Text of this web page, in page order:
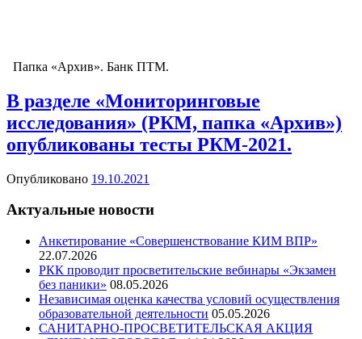
Папка «Архив». Банк ПТМ.
В разделе «Мониторинговые
исследования» (РКМ, папка «Архив»)
опубликованы тесты РКМ-2021.
Опубликовано 19.10.2021
Актуальные новости
Анкетирование «Совершенствование КИМ ВПР»
22.07.2026
РКК проводит просветительские вебинары «Экзамен
без паники» 08.05.2026
Независимая оценка качества условий осуществления
образовательной деятельности 05.05.2026
САНИТАРНО-ПРОСВЕТИТЕЛЬСКАЯ АКЦИЯ